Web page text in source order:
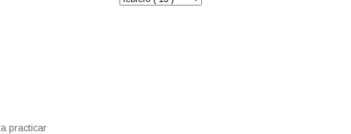
practicar